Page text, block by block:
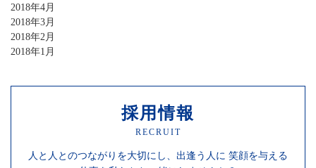
2018年4月
2018年3月
2018年2月
2018年1月
採用情報
RECRUIT
人と人とのつながりを大切にし、 出逢う人に 笑顔を与える